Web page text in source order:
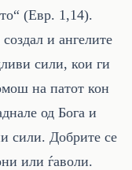
(Евр. 1,14).
и ангелите
сили, кои ги
на патот кон
од Бога и
сили. Добрите се
или ѓаволи.